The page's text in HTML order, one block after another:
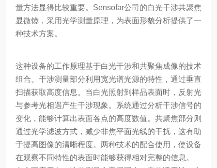
量方法显得比较重要。Sensofar公司的白光干涉共聚焦
显微镜，采用光学测量原理，为表面形貌分析提供了一
种技术方案。
这种设备的工作原理基于白光干涉和共聚焦成像的技术
组合。干涉测量部分利用宽光谱光源的特性，通过垂直
扫描获取高度信息。当白光照射到样品表面时，反射光
与参考光相遇产生干涉现象。系统通过分析干涉信号的
变化，能够计算出表面各点的高度数值。共聚焦部分则
通过光学滤波方式，减少非焦平面光线的干扰，这有助
于提高图像的清晰程度。两种技术的配合使用，使设备
在观察不同特性的表面时能够获得相对完整的信息。